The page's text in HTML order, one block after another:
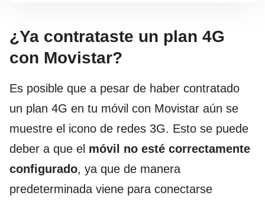
¿Ya contrataste un plan 4G
con Movistar?
Es posible que a pesar de haber contratado
un plan 4G en tu móvil con Movistar aún se
muestre el icono de redes 3G. Esto se puede
deber a que el móvil no esté correctamente
configurado, ya que de manera
predeterminada viene para conectarse